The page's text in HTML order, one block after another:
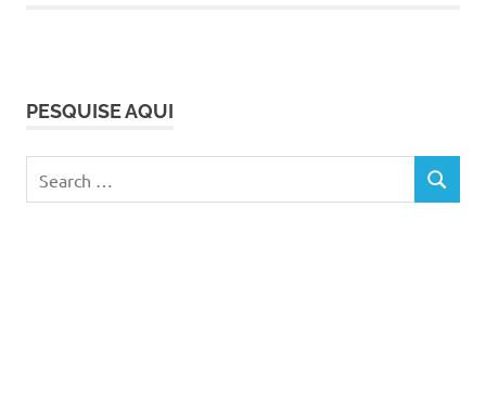
PESQUISE AQUI
for:
SEARCH